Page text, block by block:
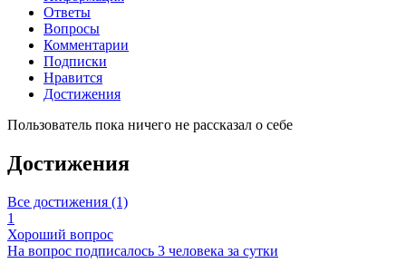
Ответы
Вопросы
Комментарии
Подписки
Нравится
Достижения
Пользователь пока ничего не рассказал о себе
Достижения
Все достижения (1)
1
Хороший вопрос
На вопрос подписалось 3 человека за сутки